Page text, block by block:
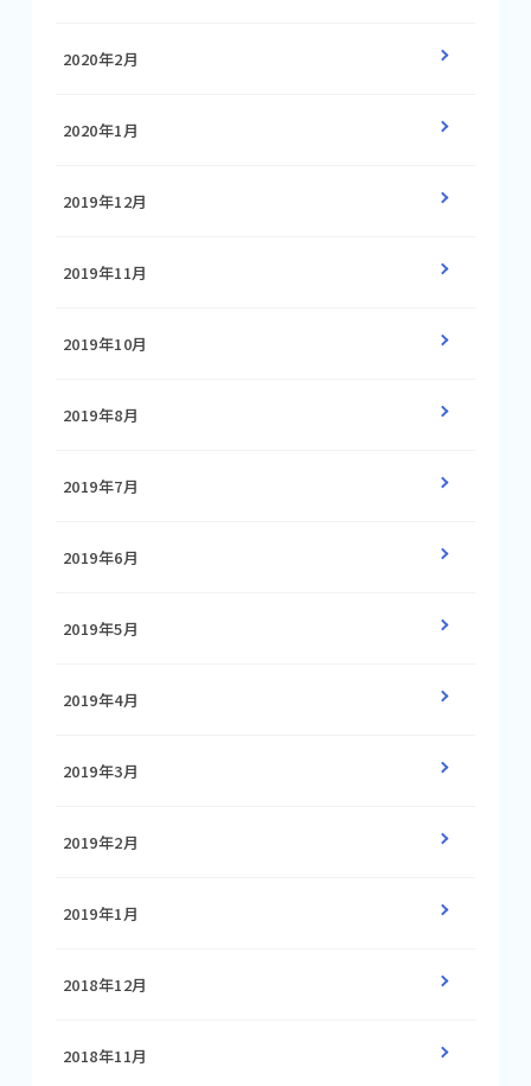
2020年2月
2020年1月
2019年12月
2019年11月
2019年10月
2019年8月
2019年7月
2019年6月
2019年5月
2019年4月
2019年3月
2019年2月
2019年1月
2018年12月
2018年11月